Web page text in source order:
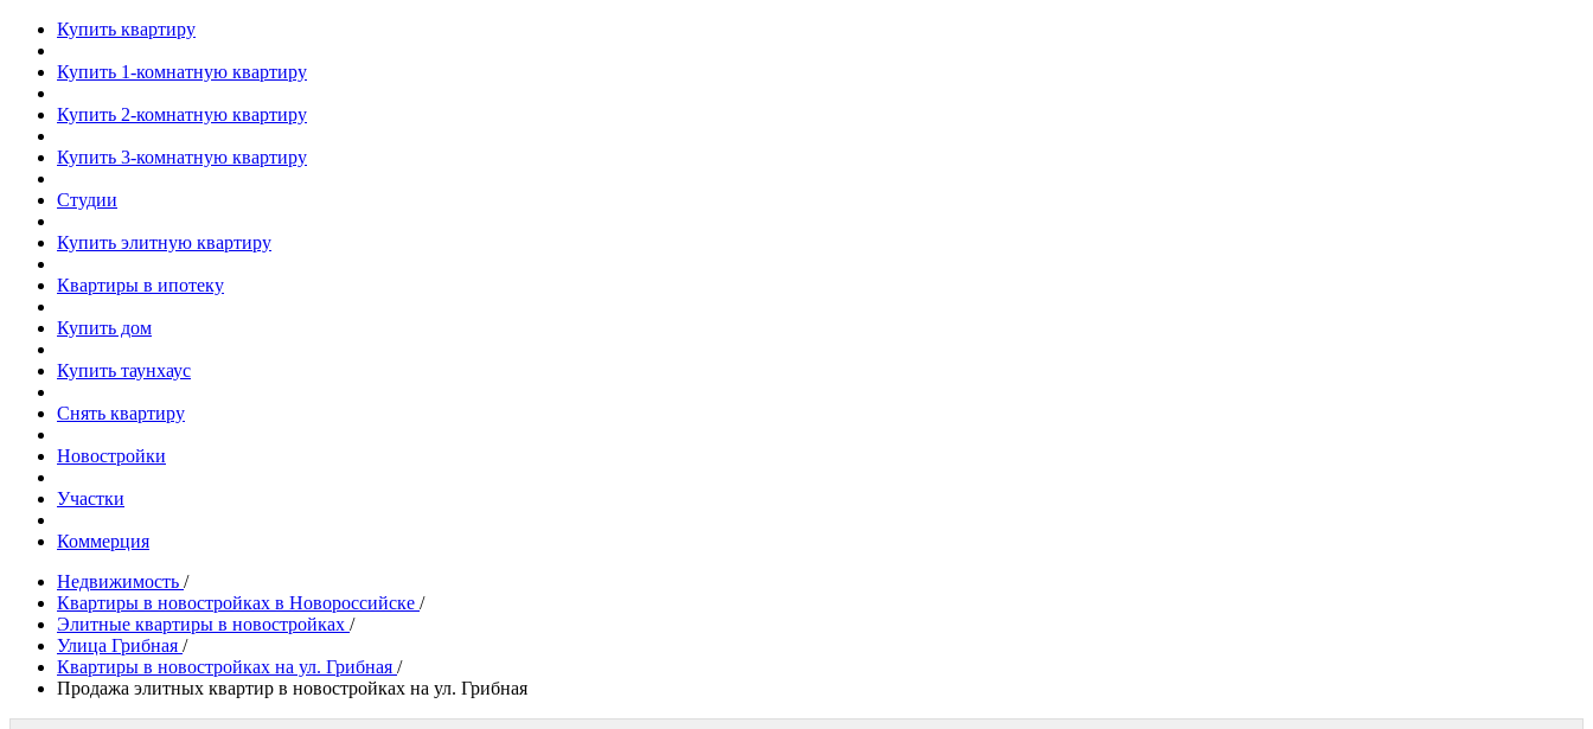
Купить квартиру
Купить 1-комнатную квартиру
Купить 2-комнатную квартиру
Купить 3-комнатную квартиру
Студии
Купить элитную квартиру
Квартиры в ипотеку
Купить дом
Купить таунхаус
Снять квартиру
Новостройки
Участки
Коммерция
Недвижимость /
Квартиры в новостройках в Новороссийске /
Элитные квартиры в новостройках /
Улица Грибная /
Квартиры в новостройках на ул. Грибная /
Продажа элитных квартир в новостройках на ул. Грибная